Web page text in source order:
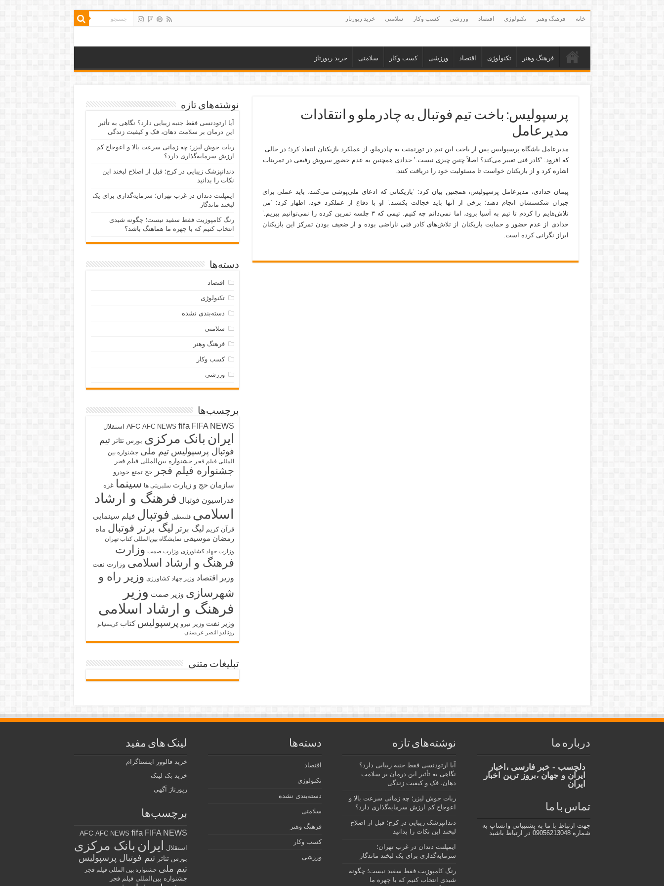
خانه فرهنگ وهنر تکنولوژی اقتصاد ورزشی کسب وکار سلامتی خرید رپورتاز
فرهنگ وهنر تکنولوژی اقتصاد ورزشی کسب وکار سلامتی خرید رپورتاز
پرسپولیس: باخت تیم فوتبال به چادرملو و انتقادات
مدیرعامل
مدیرعامل باشگاه پرسپولیس پس از باخت این تیم در تورنمنت به چادرملو، از عملکرد بازیکنان انتقاد کرد؛ در حالی
که افزود: ‘کادر فنی تغییر می‌کند؟ اصلاً چنین چیزی نیست.’ حدادی همچنین به عدم حضور سروش رفیعی در تمرینات
اشاره کرد و از بازیکنان خواست تا مسئولیت خود را دریافت کنند.
پیمان حدادی، مدیرعامل پرسپولیس، همچنین بیان کرد: ‘بازیکنانی که ادعای ملی‌پوشی می‌کنند، باید عملی برای
جبران شکستشان انجام دهند؛ برخی از آنها باید خجالت بکشند.’ او با دفاع از عملکرد خود، اظهار کرد: ‘من
تلاش‌هایم را کردم تا تیم به آسیا برود، اما نمی‌دانم چه کنیم. تیمی که ۳ جلسه تمرین کرده را نمی‌توانیم ببریم.’
حدادی از عدم حضور و حمایت بازیکنان از تلاش‌های کادر فنی ناراضی بوده و از ضعیف بودن تمرکز این بازیکنان
ابراز نگرانی کرده است.
نوشته‌های تازه
آیا ارتودنسی فقط جنبه زیبایی دارد؟ نگاهی به تأثیر
این درمان بر سلامت دهان، فک و کیفیت زندگی
ربات جوش لیزر؛ چه زمانی سرعت بالا و اعوجاج کم
ارزش سرمایه‌گذاری دارد؟
دندانپزشک زیبایی در کرج؛ قبل از اصلاح لبخند این
نکات را بدانید
ایمپلنت دندان در غرب تهران؛ سرمایه‌گذاری برای یک
لبخند ماندگار
رنگ کامپوزیت فقط سفید نیست؛ چگونه شیدی
انتخاب کنیم که با چهره ما هماهنگ باشد؟
دسته‌ها
اقتصاد
تکنولوژی
دسته‌بندی نشده
سلامتی
فرهنگ وهنر
کسب وکار
ورزشی
برچسب‌ها
AFC AFC NEWS fifa FIFA NEWS استقلال
ایران بانک مرکزی بورس تئاتر تیم
فوتبال پرسپولیس تیم ملی جشنواره بین
المللی فیلم فجر جشنواره بین‌المللی فیلم فجر
جشنواره فیلم فجر حج تمتع خودرو
سازمان حج و زیارت سلبریتی ها سینما غزه
فدراسیون فوتبال فرهنگ و ارشاد
اسلامی فلسطین فوتبال فیلم سینمایی
قرآن کریم لیگ برتر لیگ برتر فوتبال ماه
رمضان موسیقی نمایشگاه بین‌المللی کتاب تهران
وزارت جهاد کشاورزی وزارت صمت وزارت
فرهنگ و ارشاد اسلامی وزارت نفت
وزیر اقتصاد وزیر جهاد کشاورزی وزیر راه و
شهرسازی وزیر صمت وزیر
فرهنگ و ارشاد اسلامی
وزیر نفت وزیر نیرو پرسپولیس کتاب کریستیانو
رونالدو النصر عربستان
تبلیغات متنی
درباره ما
دلچسب - خبر فارسی ،اخبار
ایران و جهان ،بروز ترین اخبار
ایران
تماس با ما
جهت ارتباط با ما به پشتیبانی واتساپ به
شماره 09056213048 در ارتباط باشید
نوشته‌های تازه
آیا ارتودنسی فقط جنبه زیبایی دارد؟
نگاهی به تأثیر این درمان بر سلامت
دهان، فک و کیفیت زندگی
ربات جوش لیزر؛ چه زمانی سرعت بالا و
اعوجاج کم ارزش سرمایه‌گذاری دارد؟
دندانپزشک زیبایی در کرج؛ قبل از اصلاح
لبخند این نکات را بدانید
ایمپلنت دندان در غرب تهران؛
سرمایه‌گذاری برای یک لبخند ماندگار
رنگ کامپوزیت فقط سفید نیست؛ چگونه
شیدی انتخاب کنیم که با چهره ما
دسته‌ها
اقتصاد
تکنولوژی
دسته‌بندی نشده
سلامتی
فرهنگ وهنر
کسب وکار
ورزشی
لینک های مفید
خرید فالوور اینستاگرام
خرید بک لینک
رپورتاژ آگهی
برچسب‌ها
AFC AFC NEWS fifa FIFA NEWS
استقلال ایران بانک مرکزی
بورس تئاتر تیم فوتبال پرسپولیس
تیم ملی جشنواره بین المللی فیلم فجر
جشنواره بین‌المللی فیلم فجر